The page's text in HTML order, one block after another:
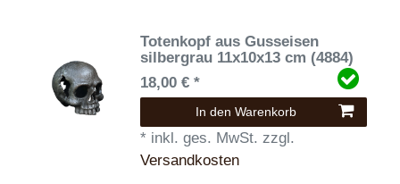
Totenkopf aus Gusseisen
silbergrau 11x10x13 cm (4884)
18,00 € *
In den Warenkorb
* inkl. ges. MwSt. zzgl.
Versandkosten